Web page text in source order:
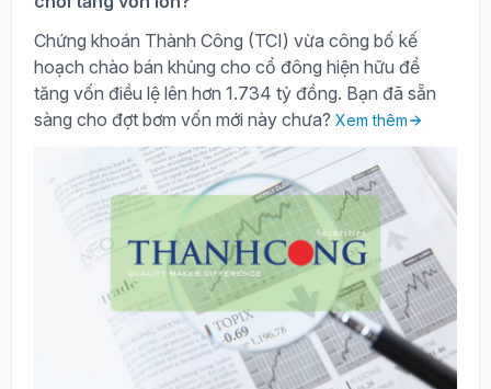
Chứng khoán Thành Công (TCI) vừa công bố kế
hoạch chào bán khủng cho cổ đông hiện hữu để
tăng vốn điều lệ lên hơn 1.734 tỷ đồng. Bạn đã sẵn
sàng cho đợt bơm vốn mới này chưa? Xem thêm